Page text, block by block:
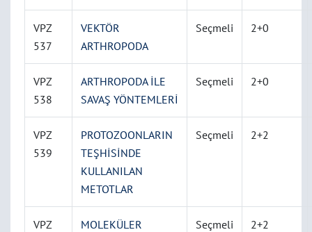
VPZ
537
VEKTÖR
ARTHROPODA
Seçmeli 2+0
VPZ
538
ARTHROPODA İLE
SAVAŞ YÖNTEMLERİ
Seçmeli 2+0
VPZ
539
PROTOZOONLARIN
TEŞHİSİNDE
KULLANILAN
METOTLAR
Seçmeli 2+2
VPZ
MOLEKÜLER
Seçmeli 2+2